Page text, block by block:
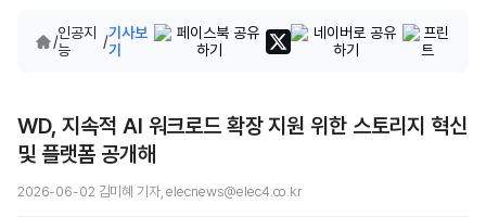
/인공지
능
/기사보
기
WD, 지속적 AI 워크로드 확장 지원 위한 스토리지 혁신
및 플랫폼 공개해
2026-06-02 김미혜 기자, elecnews@elec4.co.kr